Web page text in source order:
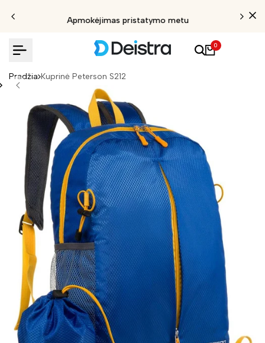
Apmokėjimas pristatymo metu
0
Pradžia Kuprinė Peterson S212